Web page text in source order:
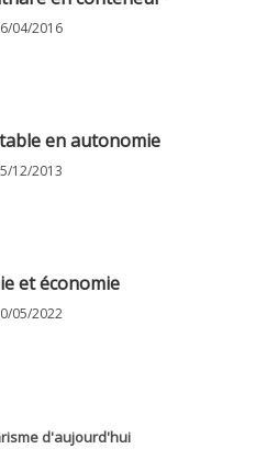
04/2016
en autonomie
12/2013
et économie
05/2022
d'aujourd'hui